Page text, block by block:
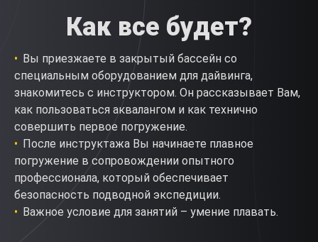
Как все будет?
Вы приезжаете в закрытый бассейн со
специальным оборудованием для дайвинга,
знакомитесь с инструктором. Он рассказывает Вам,
как пользоваться аквалангом и как технично
совершить первое погружение.
После инструктажа Вы начинаете плавное
погружение в сопровождении опытного
профессионала, который обеспечивает
безопасность подводной экспедиции.
Важное условие для занятий – умение плавать.